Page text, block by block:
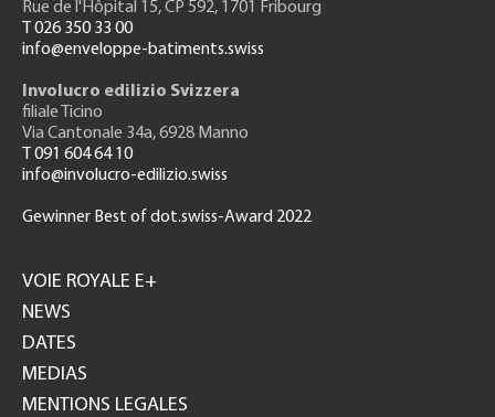
Rue de l'Hôpital 15, CP 592, 1701 Fribourg
T 026 350 33 00
info@enveloppe-batiments.swiss
Involucro edilizio Svizzera
filiale Ticino
Via Cantonale 34a, 6928 Manno
T 091 604 64 10
info@involucro-edilizio.swiss
Gewinner Best of dot.swiss-Award 2022
GH
VOIE ROYALE E+
NEWS
DATES
MEDIAS
MENTIONS LEGALES